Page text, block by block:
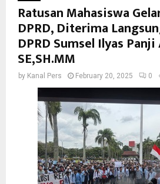
Ratusan Mahasiswa
DPRD, Diterima
DPRD Sumsel Ilyas
SE,SH.MM
by Kanal Pers February 20, 2025 0